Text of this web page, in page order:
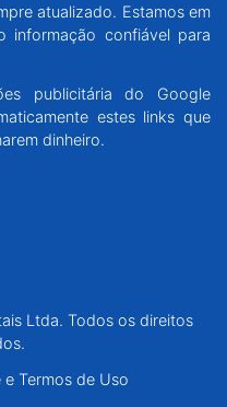
atualizado. Estamos em
informação confiável para
publicitária do Google
estes links que
dinheiro.
Ltda. Todos os direitos
Termos de Uso